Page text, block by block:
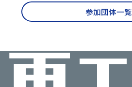
参加団体一覧